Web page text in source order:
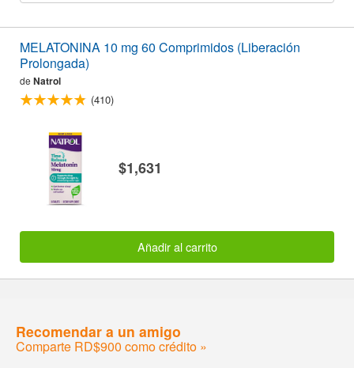
MELATONINA 10 mg 60 Comprimidos (Liberación
Prolongada)
de Natrol
(410)
$1,631
Añadir al carrito
Recomendar a un amigo
Comparte RD$900 como crédito »